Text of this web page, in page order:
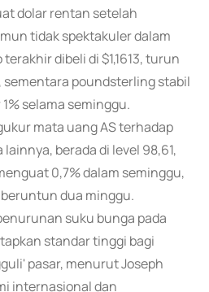
dolar rentan setelah
tidak spektakuler dalam
dibeli di $1,1613, turun
sementara poundsterling stabil
selama seminggu.
mata uang AS terhadap
berada di level 98,61,
0,7% dalam seminggu,
dua minggu.
suku bunga pada
standar tinggi bagi
pasar, menurut Joseph
internasional dan